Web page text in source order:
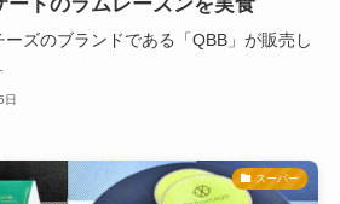
ズのブランドである「QBB」が販売し
日
スーパー